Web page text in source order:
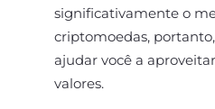
significativamente o
criptomoedas,
ajudar você a
valores.